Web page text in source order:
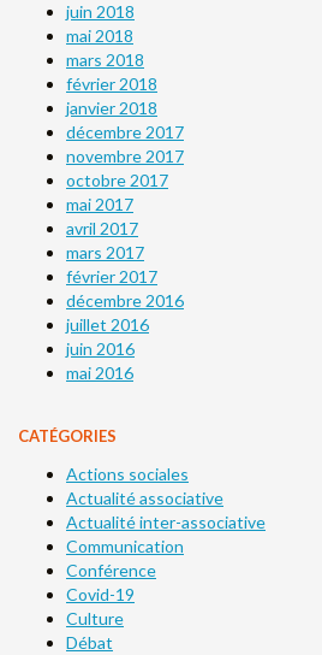
juin 2018
mai 2018
mars 2018
février 2018
janvier 2018
décembre 2017
novembre 2017
octobre 2017
mai 2017
avril 2017
mars 2017
février 2017
décembre 2016
juillet 2016
juin 2016
mai 2016
CATÉGORIES
Actions sociales
Actualité associative
Actualité inter-associative
Communication
Conférence
Covid-19
Culture
Débat